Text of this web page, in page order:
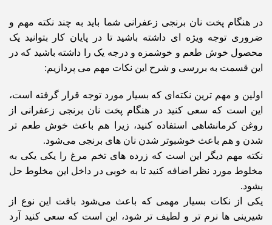
در هنگام پخت نان برنجی زعفرانی شما باید به چند نکته مهم و
ضروری توجه ویژه ای داشته باشید تا در پایان کار بتوانید یک
محصول خوش طعم و خوشمزه و درجه یک را داشته باشید که در
این قسمت به بررسی و شرح این نکات مهم می پردازیم:
اولین و مهم ترین نکته‌ای که بسیار مورد توجه قرار گرفته است،
این است که سعی کنید در هنگام پخت نان برنجی زعفرانی از
روغن کرمانشاهی استفاده کنید، زیرا هم باعث خوش طعم تر
شدن و هم باعث خوشبوتر شدن نان های برنجی می‌شود‌.
نکته مهم دیگر این است که زرده های تخم مرغ را یکی یکی به
مخلوط مورد نظر اضافه کنید تا به خوبی در داخل این مخلوط حل
بشود.
یکی از نکات بسیار مهمی که باعث می‌شود بافت این نوع از
شیرینی ها نرم تر و لطیف تر شود، این است که سعی کنید آرد